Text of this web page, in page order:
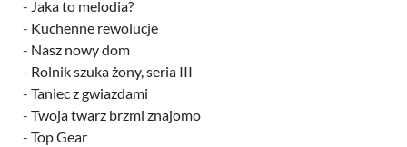
- Jaka to melodia?
- Kuchenne rewolucje
- Nasz nowy dom
- Rolnik szuka żony, seria III
- Taniec z gwiazdami
- Twoja twarz brzmi znajomo
- Top Gear